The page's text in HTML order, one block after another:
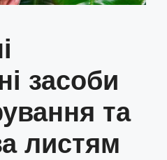
засоби
та
листям